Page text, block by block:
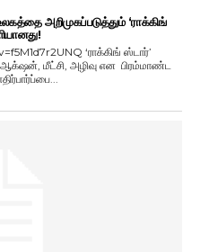
அறிமுகப்படுத்தும் ‘ராக்கிங்
‘ராக்கிங் ஸ்டார்’
ஆக்‌ஷன், மீட்சி, அழிவு என பிரம்மாண்ட
மிகுந்த எதிர்பார்ப்பை...